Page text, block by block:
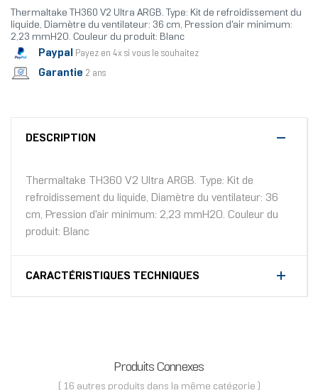
Thermaltake TH360 V2 Ultra ARGB. Type: Kit de refroidissement du
liquide, Diamètre du ventilateur: 36 cm, Pression d'air minimum:
2,23 mmH2O. Couleur du produit: Blanc
Paypal Payez en 4x si vous le souhaitez
Garantie 2 ans
DESCRIPTION
Thermaltake TH360 V2 Ultra ARGB. Type: Kit de
refroidissement du liquide, Diamètre du ventilateur: 36
cm, Pression d'air minimum: 2,23 mmH2O. Couleur du
produit: Blanc
CARACTÉRISTIQUES TECHNIQUES
Produits Connexes
( 16 autres produits dans la même catégorie )